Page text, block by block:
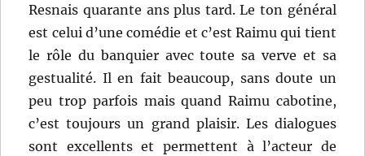
Resnais quarante ans plus tard. Le ton général
est celui d’une comédie et c’est Raimu qui tient
le rôle du banquier avec toute sa verve et sa
gestualité. Il en fait beaucoup, sans doute un
peu trop parfois mais quand Raimu cabotine,
c’est toujours un grand plaisir. Les dialogues
sont excellents et permettent à l’acteur de